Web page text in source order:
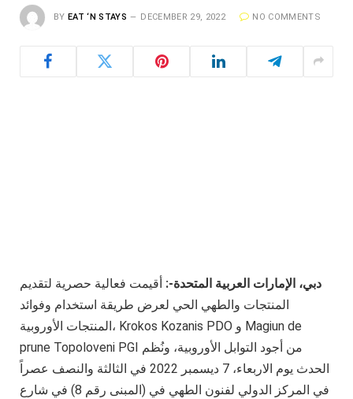
BY EAT ‘N STAYS DECEMBER 29, 2022 NO COMMENTS
دبي، الإمارات العربية المتحدة-: أقيمت فعالية حصرية لتقديم
المنتجات والطهي الحي لعرض طريقة استخدام وفوائد
المنتجات الأوروبية، Krokos Kozanis PDO و Magiun de
prune Topoloveni PGI من أجود التوابل الأوروبية، ونُظم
الحدث يوم الاربعاء، 7 ديسمبر 2022 في الثالثة والنصف عصراً
في المركز الدولي لفنون الطهي في (المبنى رقم 8) في شارع